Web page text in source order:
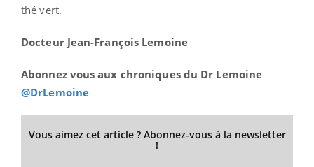
thé vert.
Docteur Jean-François Lemoine
Abonnez vous aux chroniques du Dr Lemoine
@DrLemoine
Vous aimez cet article ? Abonnez-vous à la newsletter
!